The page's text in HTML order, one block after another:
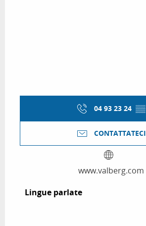
04 93 23 24 ▒▒
CONTATTATECI
www.valberg.com
Lingue parlate
Lingue parlate